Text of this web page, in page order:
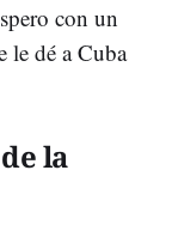
con un
le dé a Cuba
la